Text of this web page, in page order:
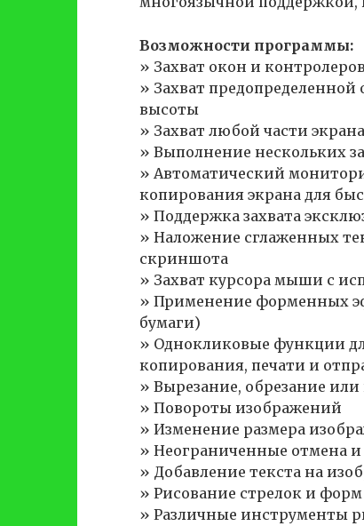
Возможности программы:
» Захват окон и
» Захват
высоты
» Захват любой части экрана
» Выполнение нескольких
» Автоматический
копирования экрана для
» Поддержка захвата
» Наложение сглаженных
скриншота
» Захват курсора мыши с
» Применение форменных
бумаги)
» Однокликовые функции
копирования, печати и
» Вырезание, обрезание
» Повороты изображений
» Изменение размера
» Неограниченные отмена
» Добавление текста на
» Рисование стрелок и
» Различные инструменты